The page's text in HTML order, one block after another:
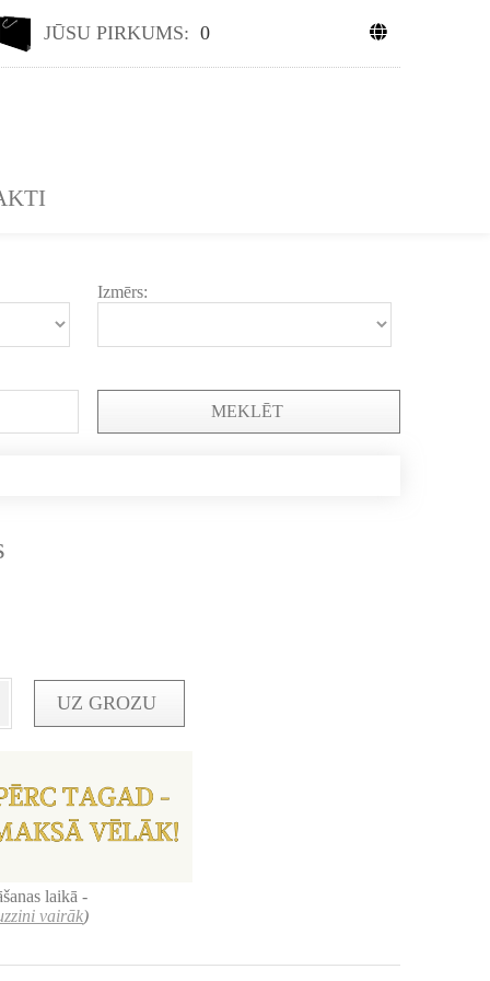
JŪSU PIRKUMS: 0
Izmērs:
MEKLĒT
UZ GROZU
laikā -
vairāk)